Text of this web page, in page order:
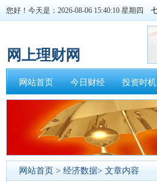
您好！今天是：2026-08-06 15:40:10 星期四
网上理财网
网站首页 今日财经 投资时机
网站首页 > 经济数据> 文章内容